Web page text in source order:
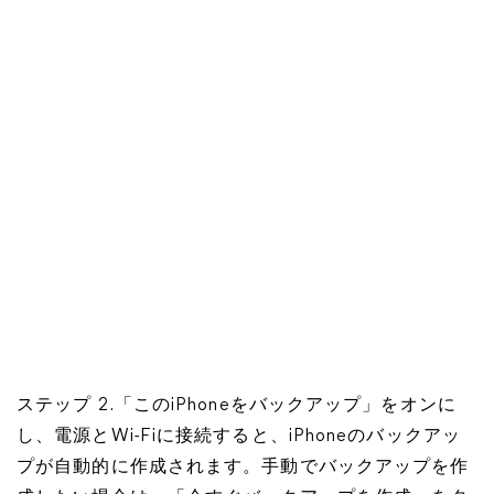
ステップ 2.「このiPhoneをバックアップ」をオンに
し、電源とWi-Fiに接続すると、iPhoneのバックアッ
プが自動的に作成されます。手動でバックアップを作